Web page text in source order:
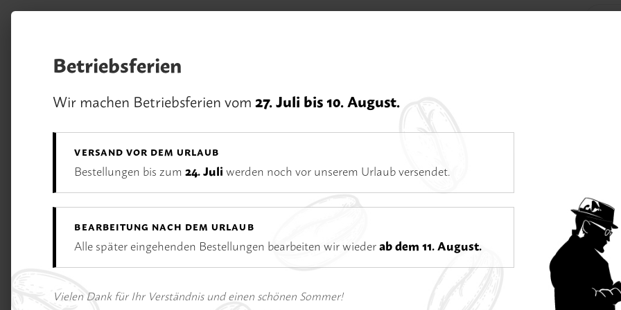
Hauptinhalt springen
Zur Suche springen
Zur Hauptnavigation springen
Unsere Vorteile Rufen Sie uns an:
02233 / 928 75 75
Betriebsferien
Wir machen Betriebsferien vom27. Juli bis 10. August.
VERSAND VOR DEM URLAUB
Bestellungen bis zum24. Juliwerden noch vor unserem Urlaub versendet.
BEARBEITUNG NACH DEM URLAUB
Alle später eingehenden Bestellungen bearbeiten wir wiederab dem 11. August.
Vielen Dank für Ihr Verständnis und einen schönen Sommer!